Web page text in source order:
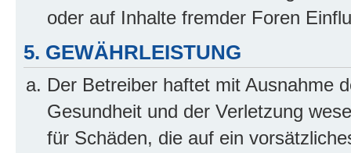
oder auf Inhalte fremder Foren
5. GEWÄHRLEISTUNG
Der Betreiber haftet mit Ausnahme
Gesundheit und der Verletzung
für Schäden, die auf ein